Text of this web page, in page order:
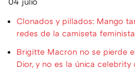
Clonados y pillados: Mango
redes de la camiseta
Brigitte Macron no se pierde
Dior, y no es la única